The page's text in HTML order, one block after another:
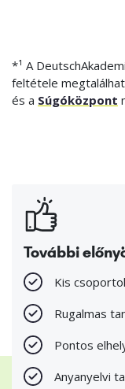
*¹ A
feltétele
és a Súgóközpont
További
Kis
Rugalmas
Pontos
Anyanyelvi